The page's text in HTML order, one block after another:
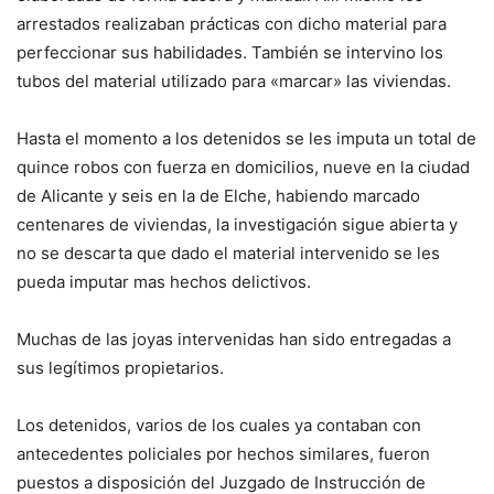
arrestados realizaban prácticas con dicho material para
perfeccionar sus habilidades. También se intervino los
tubos del material utilizado para «marcar» las viviendas.
Hasta el momento a los detenidos se les imputa un total de
quince robos con fuerza en domicilios, nueve en la ciudad
de Alicante y seis en la de Elche, habiendo marcado
centenares de viviendas, la investigación sigue abierta y
no se descarta que dado el material intervenido se les
pueda imputar mas hechos delictivos.
Muchas de las joyas intervenidas han sido entregadas a
sus legítimos propietarios.
Los detenidos, varios de los cuales ya contaban con
antecedentes policiales por hechos similares, fueron
puestos a disposición del Juzgado de Instrucción de